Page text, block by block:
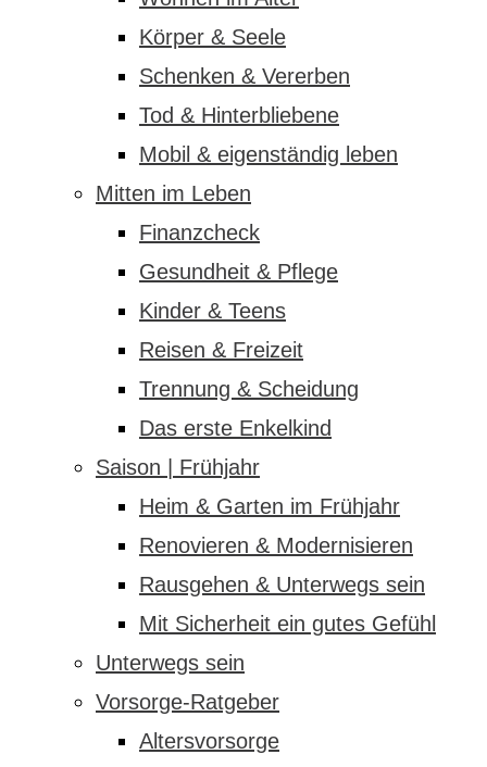
Körper & Seele
Schenken & Vererben
Tod & Hinterbliebene
Mobil & eigenständig leben
Mitten im Leben
Finanzcheck
Gesundheit & Pflege
Kinder & Teens
Reisen & Freizeit
Trennung & Scheidung
Das erste Enkelkind
Saison | Frühjahr
Heim & Garten im Frühjahr
Renovieren & Modernisieren
Rausgehen & Unterwegs sein
Mit Sicherheit ein gutes Gefühl
Unterwegs sein
Vorsorge-Ratgeber
Altersvorsorge